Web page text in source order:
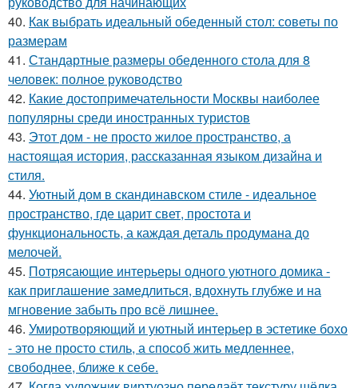
40. Как выбрать идеальный обеденный стол: советы по
размерам
41. Стандартные размеры обеденного стола для 8
человек: полное руководство
42. Какие достопримечательности Москвы наиболее
популярны среди иностранных туристов
43. Этот дом - не просто жилое пространство, а
настоящая история, рассказанная языком дизайна и
стиля.
44. Уютный дом в скандинавском стиле - идеальное
пространство, где царит свет, простота и
функциональность, а каждая деталь продумана до
мелочей.
45. Потрясающие интерьеры одного уютного домика -
как приглашение замедлиться, вдохнуть глубже и на
мгновение забыть про всё лишнее.
46. Умиротворяющий и уютный интерьер в эстетике бохо
- это не просто стиль, а способ жить медленнее,
свободнее, ближе к себе.